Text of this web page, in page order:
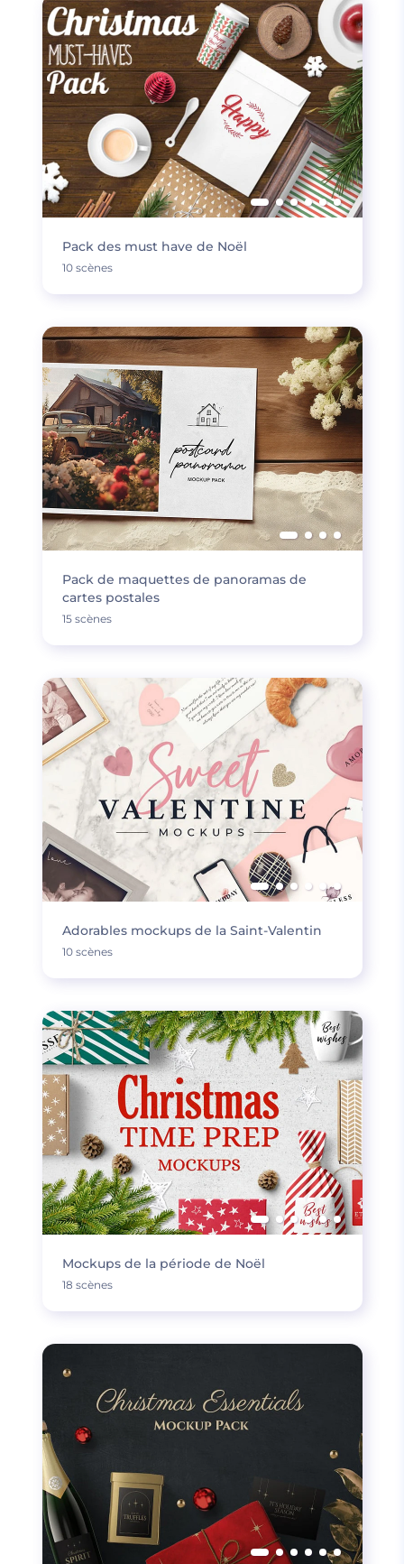
Pack des must have de Noël
10 scènes
Pack de maquettes de panoramas de
cartes postales
15 scènes
Adorables mockups de la Saint-Valentin
10 scènes
Mockups de la période de Noël
18 scènes